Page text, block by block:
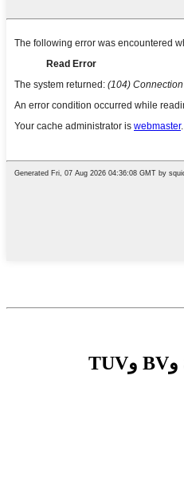
نحن شركة تصنيع محترفة لمنتجات التنظيف غير المنسوجة منذ عام 2003. وقد حصل مصنعنا على اعتمادات من SGS وBV وTUV